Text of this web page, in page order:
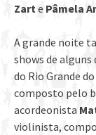
Zarte Pâmela
A grande noite
shows de
do Rio Grande
composto pelo
acordeonista
violinista,